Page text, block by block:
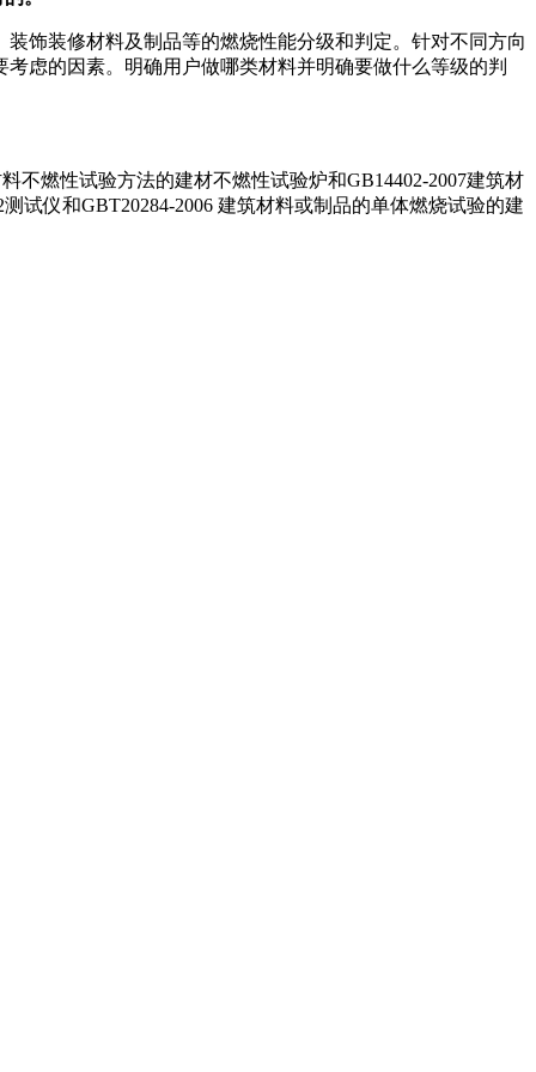
饰装修材料及制品等的燃烧性能分级和判定。针对不同方向
虑的因素。明确用户做哪类材料并明确要做什么等级的判
不燃性试验方法的建材不燃性试验炉和GB14402-2007建筑材
试仪和GBT20284-2006 建筑材料或制品的单体燃烧试验的建